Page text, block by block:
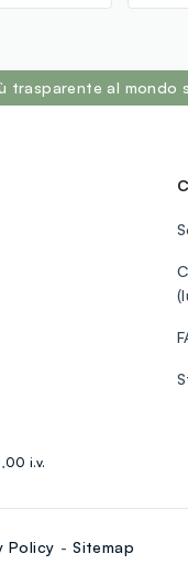
trasparente al mondo
i.v.
Policy Sitemap